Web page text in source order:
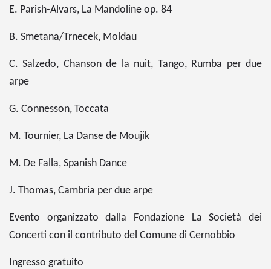
E. Parish-Alvars, La Mandoline op. 84
B. Smetana/Trnecek, Moldau
C. Salzedo, Chanson de la nuit, Tango, Rumba per due
arpe
G. Connesson, Toccata
M. Tournier, La Danse de Moujik
M. De Falla, Spanish Dance
J. Thomas, Cambria per due arpe
Evento organizzato dalla Fondazione La Società dei
Concerti con il contributo del Comune di Cernobbio
Ingresso gratuito